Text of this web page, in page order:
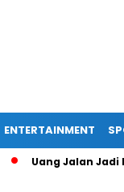
ENTERTAINMENT
Uang Jalan Jadi